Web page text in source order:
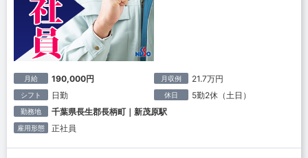
月給 190,000円 月収例 21.7万円
シフト 日勤 休日 5勤2休（土日）
勤務地 千葉県長生郡長柄町｜新茂原駅
雇用形態 正社員